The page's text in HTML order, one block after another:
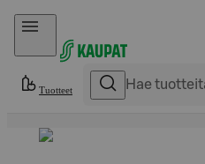
Hyppää sisältöön
Tuotteet